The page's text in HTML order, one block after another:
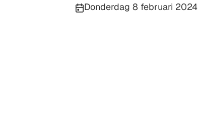
Publicatiedatum:
Donderdag 8 februari 2024